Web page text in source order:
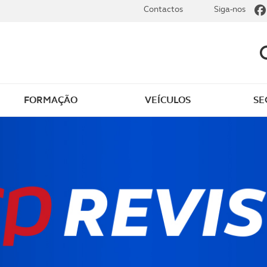
Golfe
Revista ACP Edição
impressa
FORMAÇÃO VEÍCULOS
Contactos Siga-nos